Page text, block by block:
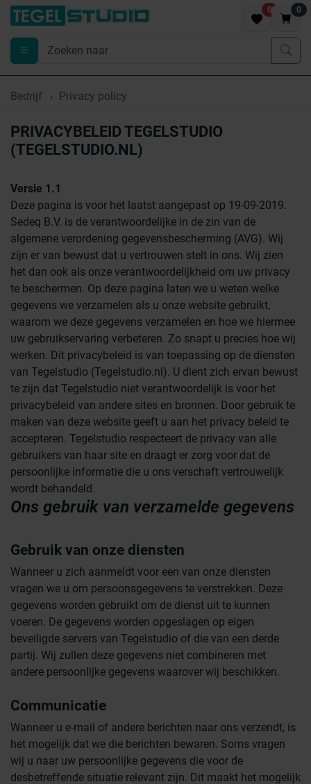
0 0
Bedrijf Privacy policy
PRIVACYBELEID TEGELSTUDIO
(TEGELSTUDIO.NL)
Versie 1.1
Deze pagina is voor het laatst aangepast op 19-09-2019.
Sedeq B.V. is de verantwoordelijke in de zin van de
algemene verordening gegevensbescherming (AVG). Wij
zijn er van bewust dat u vertrouwen stelt in ons. Wij zien
het dan ook als onze verantwoordelijkheid om uw privacy
te beschermen. Op deze pagina laten we u weten welke
gegevens we verzamelen als u onze website gebruikt,
waarom we deze gegevens verzamelen en hoe we hiermee
uw gebruikservaring verbeteren. Zo snapt u precies hoe wij
werken. Dit privacybeleid is van toepassing op de diensten
van Tegelstudio (Tegelstudio.nl). U dient zich ervan bewust
te zijn dat Tegelstudio niet verantwoordelijk is voor het
privacybeleid van andere sites en bronnen. Door gebruik te
maken van deze website geeft u aan het privacy beleid te
accepteren. Tegelstudio respecteert de privacy van alle
gebruikers van haar site en draagt er zorg voor dat de
persoonlijke informatie die u ons verschaft vertrouwelijk
wordt behandeld.
Ons gebruik van verzamelde gegevens
Gebruik van onze diensten
Wanneer u zich aanmeldt voor een van onze diensten
vragen we u om persoonsgegevens te verstrekken. Deze
gegevens worden gebruikt om de dienst uit te kunnen
voeren. De gegevens worden opgeslagen op eigen
beveiligde servers van Tegelstudio of die van een derde
partij. Wij zullen deze gegevens niet combineren met
andere persoonlijke gegevens waarover wij beschikken.
Communicatie
Wanneer u e-mail of andere berichten naar ons verzendt, is
het mogelijk dat we die berichten bewaren. Soms vragen
wij u naar uw persoonlijke gegevens die voor de
desbetreffende situatie relevant zijn. Dit maakt het mogelijk